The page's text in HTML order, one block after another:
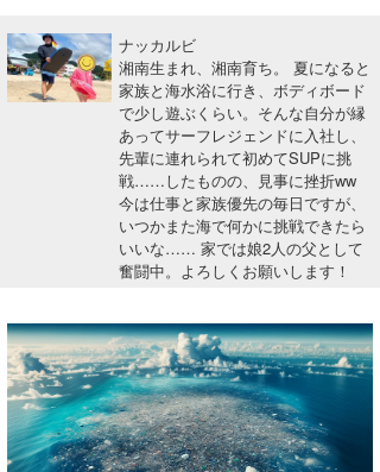
波情報･概況
WAVE HUNTER波予想ツール
サーフィンエリアガイド
会員メニュー
今月のプレゼント
ナッカルビ
湘南生まれ、湘南育ち。 夏になると
家族と海水浴に行き、ボディボード
で少し遊ぶくらい。そんな自分が縁
あってサーフレジェンドに入社し、
先輩に連れられて初めてSUPに挑
戦……したものの、見事に挫折ww
今は仕事と家族優先の毎日ですが、
いつかまた海で何かに挑戦できたら
いいな…… 家では娘2人の父として
奮闘中。よろしくお願いします！
アート＆エンタメ
ショップ情報
ショップ情報
千葉北
伊豆
千葉南
その他
ルール＆How to
VOTE!